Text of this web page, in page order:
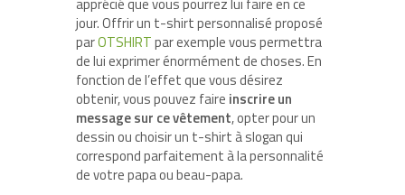
jour. Offrir un t-shirt personnalisé proposé
parOTSHIRTpar exemple vous permettra
de lui exprimer énormément de choses. En
fonction de l’effet que vous désirez
obtenir, vous pouvez faire inscrire un
message sur ce vêtement, opter pour un
dessin ou choisir un t-shirt à slogan qui
correspond parfaitement à la personnalité
de votre papa ou beau-papa.